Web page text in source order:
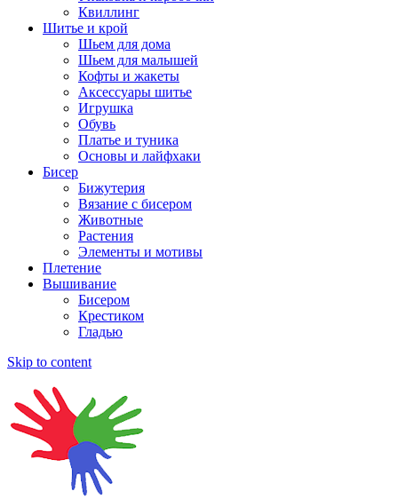
Квиллинг
Шитье и крой
Шьем для дома
Шьем для малышей
Кофты и жакеты
Аксессуары шитье
Игрушка
Обувь
Платье и туника
Основы и лайфхаки
Бисер
Бижутерия
Вязание с бисером
Животные
Растения
Элементы и мотивы
Плетение
Вышивание
Бисером
Крестиком
Гладью
Skip to content